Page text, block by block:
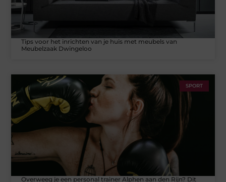
Tips voor het inrichten van je huis met meubels van
Meubelzaak Dwingeloo
SPORT
Overweeg je een personal trainer Alphen aan den Rijn? Dit